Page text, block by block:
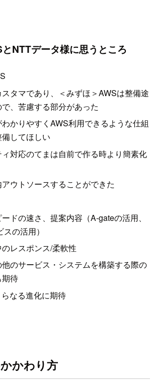
NTTデータ様に思うところ
スタマであり、＜みずほ＞AWSは整備途
、苦慮する部分があった
かりやすくAWS利用できるような仕組
してほしい
対応のてまは自前で作る時より簡素化
ウトソースすることができた
ドの速さ、提案内容（A-gateの活用、
の活用）
レスポンス/柔軟性
のサービス・システムを構築する際の
待
なる進化に期待
かわり方